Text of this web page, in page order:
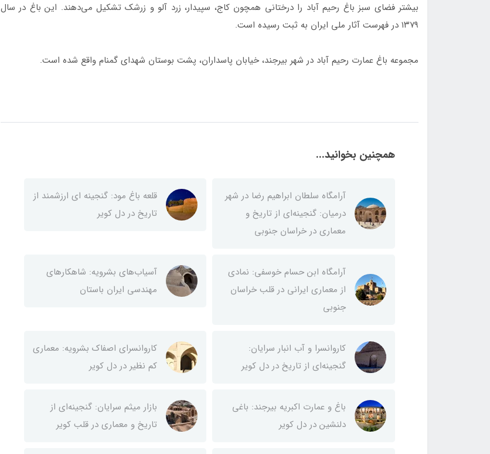
بیشتر فضای سبز باغ رحیم آباد را درختانی همچون کاج، سپیدار، زرد آلو و زرشک تشکیل می‌دهند. این باغ در سال
۱۳۷۹ در فهرست آثار ملی ایران به ثبت رسیده است.
مجموعه باغ عمارت رحیم آباد در شهر بیرجند، خیابان پاسداران، پشت بوستان شهدای گمنام واقع شده است.
همچنین بخوانید...
آرامگاه سلطان ابراهیم رضا در شهر
درمیان: گنجینه‌ای از تاریخ و
معماری در خراسان جنوبی
قلعه باغ مود: گنجینه ای ارزشمند از
تاریخ در دل کویر
آرامگاه ابن حسام خوسفی: نمادی
از معماری ایرانی در قلب خراسان
جنوبی
آسیاب‌های بشرویه: شاهکارهای
مهندسی ایران باستان
کاروانسرا و آب انبار سرایان:
گنجینه‌ای از تاریخ در دل کویر
کاروانسرای اصفاک بشرویه: معماری
کم نظیر در دل کویر
باغ و عمارت اکبریه بیرجند: باغی
دلنشین در دل کویر
بازار میثم سرایان: گنجینه‌ای از
تاریخ و معماری در قلب کویر